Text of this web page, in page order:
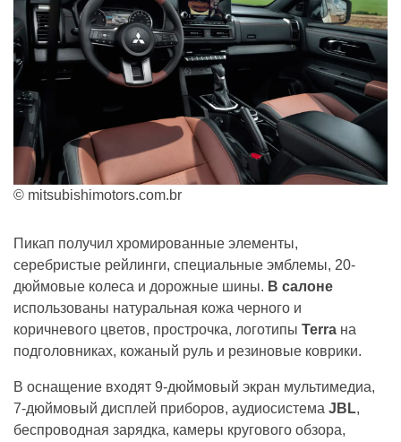
© mitsubishimotors.com.br
Пикап получил хромированные элементы,
серебристые рейлинги, специальные эмблемы, 20-
дюймовые колеса и дорожные шины. В салоне
использованы натуральная кожа черного и
коричневого цветов, прострочка, логотипы Terra на
подголовниках, кожаный руль и резиновые коврики.
В оснащение входят 9-дюймовый экран мультимедиа,
7-дюймовый дисплей приборов, аудиосистема JBL,
беспроводная зарядка, камеры кругового обзора,